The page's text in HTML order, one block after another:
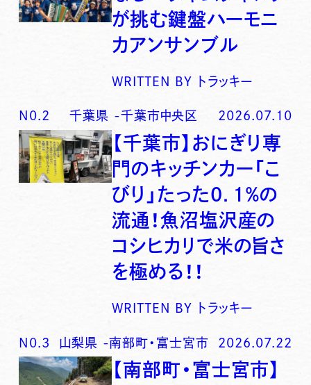
が挑む鍵盤ハーモニ
カアンサンブル
WRITTEN BY トラッキー
N0. 2 千葉県 -千葉市中央区 2026.07.10
【千葉市】おにぎり専
門のキッチンカー「こ
びり」たった0．1％の
流通！魚沼塩沢産の
コシヒカリで米の旨さ
を極める！！
WRITTEN BY トラッキー
N0. 3 山梨県 -南部町・富士宮市 2026.07.22
【南部町・富士宮市】